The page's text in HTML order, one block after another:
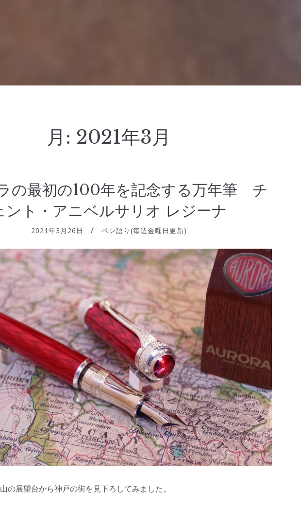
月: 2021年3月
の最初の100年を記念する万年筆 チ
ント・アニベルサリオ レジーナ
2021年3月26日 ペン語り(毎週金曜日更新)
の展望台から神戸の街を見下ろしてみました。